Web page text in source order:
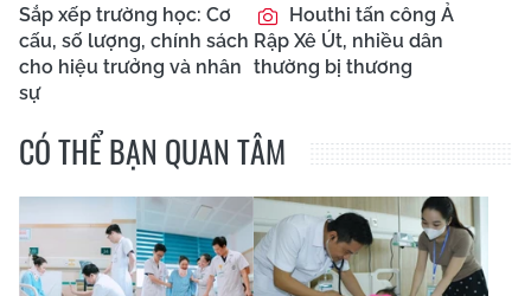
Sắp xếp trường học: Cơ
cấu, số lượng, chính sách
cho hiệu trưởng và nhân
sự
Houthi tấn công Ả
Rập Xê Út, nhiều dân
thường bị thương
CÓ THỂ BẠN QUAN TÂM